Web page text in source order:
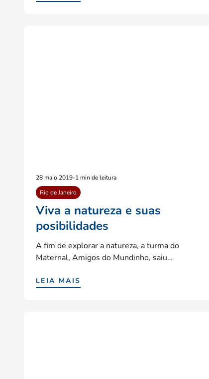
28 maio 2019-1 min de leitura
Rio de Janeiro
Viva a natureza e suas
posibilidades
A fim de explorar a natureza, a turma do
Maternal, Amigos do Mundinho, saiu…
LEIA MAIS